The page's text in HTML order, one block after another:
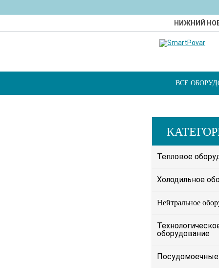
НИЖНИЙ
ВСЕ
Тепловое
Холодильное
Нейтральное
оборудование